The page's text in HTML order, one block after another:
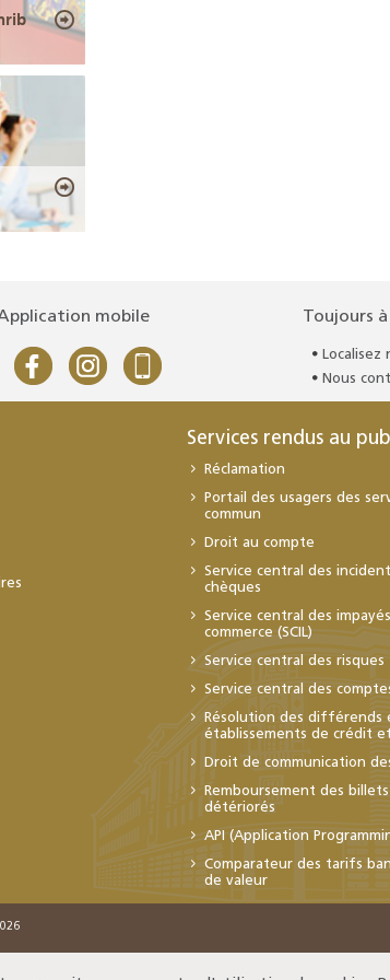
mobile Toujours
Localisez
Nous
Services rendus au
Réclamation
Portail des usagers des
commun
Droit au compte
Service central des
chèques
Service central des
commerce (SCIL)
Service central des risques
Service central des
Résolution des différends
établissements de crédit
Droit de communication
Remboursement des
détériorés
API (Application
Comparateur des tarifs
de valeur